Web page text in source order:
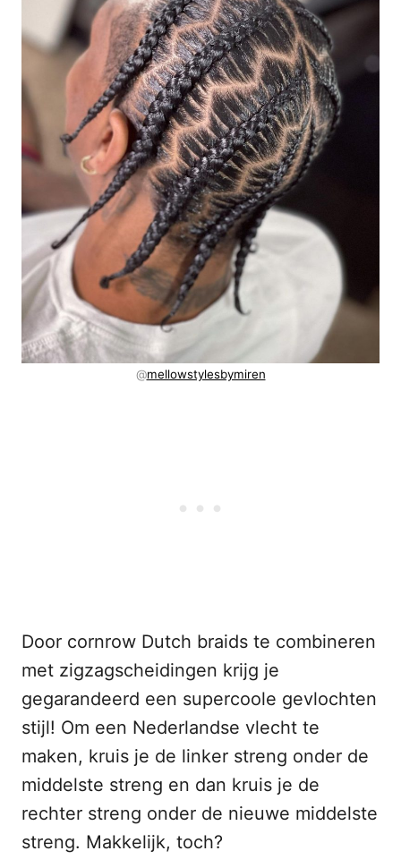
@mellowstylesbymiren
Door cornrow Dutch braids te combineren
met zigzagscheidingen krijg je
gegarandeerd een supercoole gevlochten
stijl! Om een Nederlandse vlecht te
maken, kruis je de linker streng onder de
middelste streng en dan kruis je de
rechter streng onder de nieuwe middelste
streng. Makkelijk, toch?